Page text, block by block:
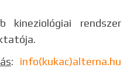
kineziológiai rendszer
: info(kukac)alterna.hu